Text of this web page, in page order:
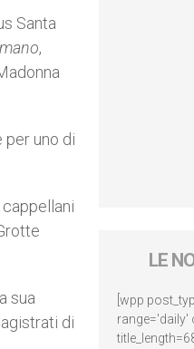
Santa
,
uno di
sua
di
LE
[wpp
range='daily'